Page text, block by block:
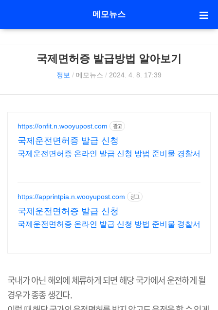
메모뉴스
국제면허증 발급방법 알아보기
정보 / 메모뉴스 / 2024. 4. 8. 17:39
https://onfit.n.wooyupost.com 광고
국제운전면허증 발급 신청
국제운전면허증 온라인 발급 신청 방법 준비물 경찰서
https://apprintpia.n.wooyupost.com 광고
국제운전면허증 발급 신청
국제운전면허증 온라인 발급 신청 방법 준비물 경찰서
국내가 아닌 해외에 체류하게 되면 해당 국가에서 운전하게 될
경우가 종종 생긴다.